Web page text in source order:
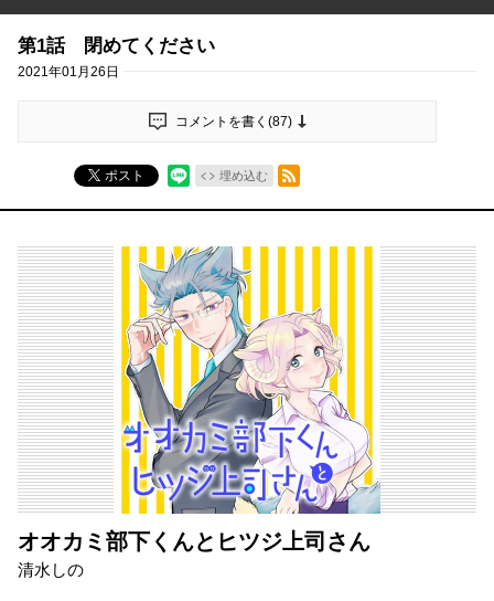
第1話 閉めてください
2021年01月26日
コメントを書く(87)
ポスト 埋め込む
RSSフィード
オオカミ部下くんとヒツジ上司さん
清水しの